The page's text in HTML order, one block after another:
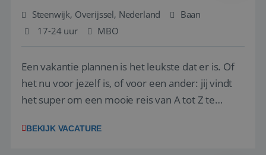
Steenwijk, Overijssel, Nederland
Baan
17-24 uur
MBO
Een vakantie plannen is het leukste dat er is. Of
het nu voor jezelf is, of voor een ander: jij vindt
het super om een mooie reis van A tot Z te
vakantiegangers de meest prachtige plekjes op
BEKIJK VACATURE